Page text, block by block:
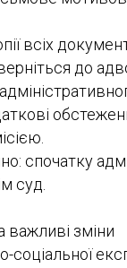
всіх
до
спочатку
суд.
важливі зміни